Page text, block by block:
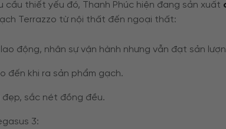
thiết yếu đó, Thanh Phúc hiện đang sản xuất
Terrazzo từ nội thất đến ngoại thất:
động, nhân sự vận hành nhưng vẫn đạt sản
đến khi ra sản phẩm gạch.
đẹp, sắc nét đồng đều.
3: